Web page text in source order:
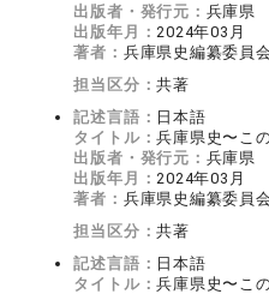
出版者・発行元： 兵庫県
出版年月：2024年03月
著者： 兵庫県史編纂委員会
担当区分：共著
記述言語： 日本語
タイトル：兵庫県史〜こ
出版者・発行元： 兵庫県
出版年月：2024年03月
著者： 兵庫県史編纂委員会
担当区分：共著
記述言語： 日本語
タイトル：兵庫県史〜こ